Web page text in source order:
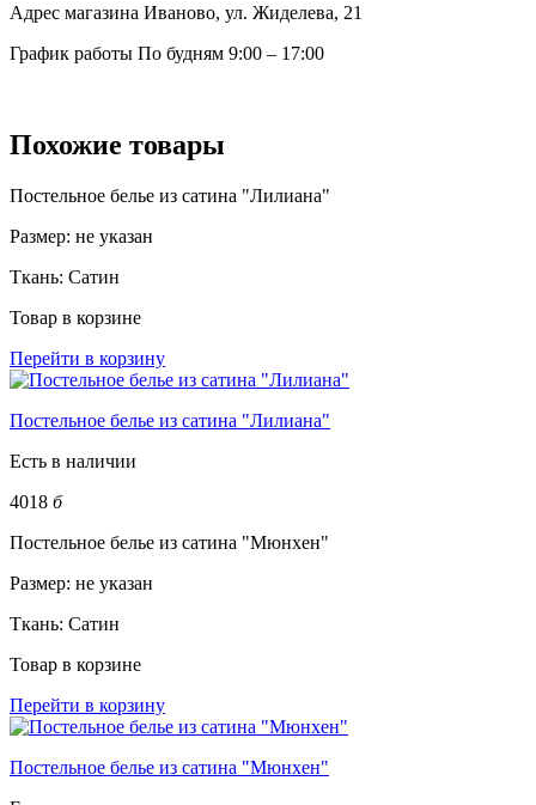
Адрес магазина Иваново, ул. Жиделева, 21
График работы По будням 9:00 – 17:00
Похожие товары
Постельное белье из сатина "Лилиана"
Размер: не указан
Ткань: Сатин
Товар в корзине
Перейти в корзину
Постельное белье из сатина "Лилиана"
Есть в наличии
4018 б
Постельное белье из сатина "Мюнхен"
Размер: не указан
Ткань: Сатин
Товар в корзине
Перейти в корзину
Постельное белье из сатина "Мюнхен"